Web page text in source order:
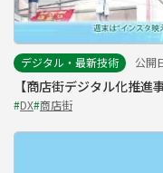
デジタル・最新技術
公開
【商店街デジタル化推
#DX#商店街